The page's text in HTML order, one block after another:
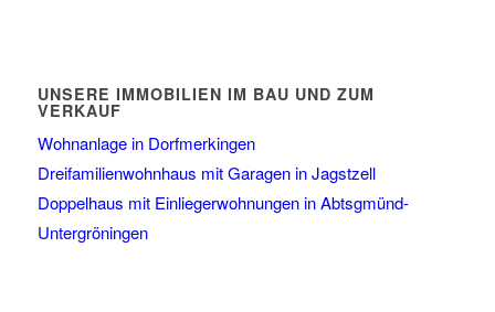
UNSERE IMMOBILIEN IM BAU UND ZUM
VERKAUF
Wohnanlage in Dorfmerkingen
Dreifamilienwohnhaus mit Garagen in Jagstzell
Doppelhaus mit Einliegerwohnungen in Abtsgmünd-
Untergröningen